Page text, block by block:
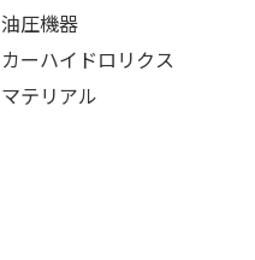
油圧機器
カーハイドロリクス
マテリアル